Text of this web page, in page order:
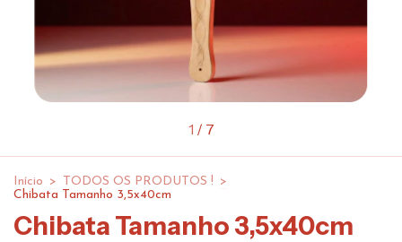
1 / 7
Início > TODOS OS PRODUTOS ! >
Chibata Tamanho 3,5x40cm
Chibata Tamanho 3,5x40cm